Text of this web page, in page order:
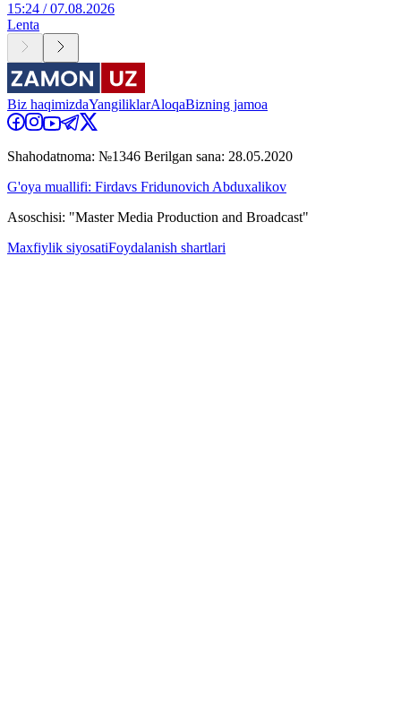
15:24 / 07.08.2026
Lenta
Biz haqimizdaYangiliklarAloqaBizning jamoa
Shahodatnoma: №1346 Berilgan sana: 28.05.2020
G'oya muallifi: Firdavs Fridunovich Abduxalikov
Asoschisi: "Master Media Production and Broadcast"
Maxfiylik siyosatiFoydalanish shartlari